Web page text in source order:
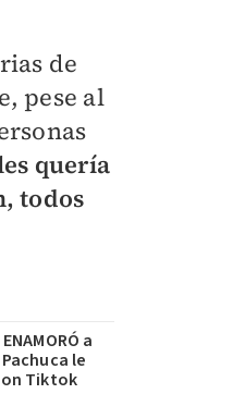
de
pese al
quería
todos
a
le
Tiktok